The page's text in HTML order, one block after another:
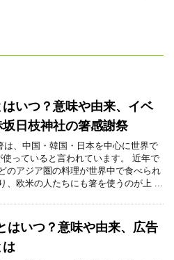
いつ？意味や由来、イベ
坂日枝神社の箸感謝祭
は、中国・韓国・日本を中心に世界で
使っていると言われています。 近年で
のアジア圏の料理が世界中で食べられ
、欧米の人たちにも箸を使うのが上 ...
はいつ？意味や由来、広告